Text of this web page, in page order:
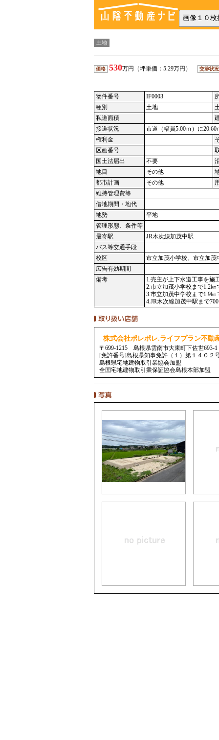
土地
価格 530万円（坪単価：5.29万円） 交渉状況
物件番号 IF0003
種別
土地
私道面積
接道状況
市道（幅員5.00ｍ）に
権利金
区画番号
国土法届出
不要
地目
その他
都市計画
その他
維持管理費等
借地期間・地代
地勢
平地
管理形態、条件等
最寄駅
JR木次線加茂中駅
バス等交通手段
校区
市立加茂小学校、市立加茂
広告有効期間
備考
1.売主が上下水道工事を施
2.市立加茂小学校まで1.2㎞
3.市立加茂中学校まで1.9㎞
4.JR木次線加茂中駅まで
株式会社ポレポレ.ライフプラン不動
〒699-1215 島根県雲南市大東町下佐世693-1
[免許番号]島根県知事免許（１）第１４０２
島根県宅地建物取引業協会加盟
全国宅地建物取引業保証協会島根本部加盟